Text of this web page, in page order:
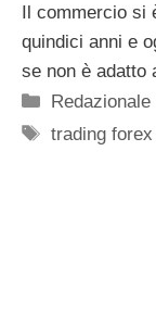
Il commercio si
quindici anni e
se non è adatto
Categorie
Redazionale
Tag
trading forex